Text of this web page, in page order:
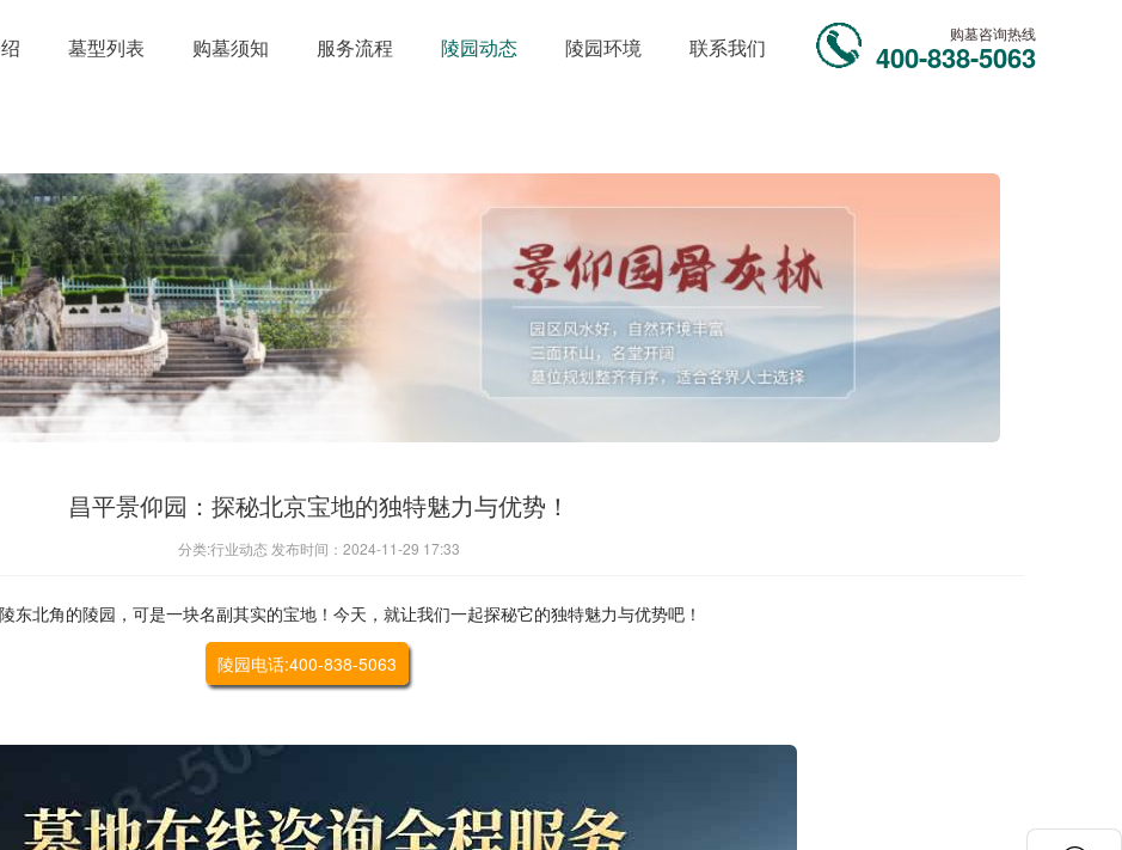
墓型列表 购墓须知 服务流程 陵园动态 陵园环境 联系我们
购墓咨询热线
400-838-5063
昌平景仰园：探秘北京宝地的独特魅力与优势！
分类:行业动态 发布时间：2024-11-29 17:33
东北角的陵园，可是一块名副其实的宝地！今天，就让我们一起探秘它的独特魅力与优势吧！
陵园电话:400-838-5063